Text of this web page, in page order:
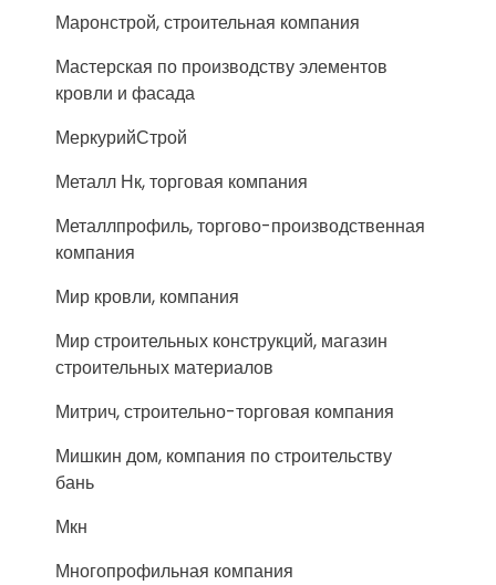
Маронстрой, строительная компания
Мастерская по производству элементов
кровли и фасада
МеркурийСтрой
Металл Нк, торговая компания
Металлпрофиль, торгово-производственная
компания
Мир кровли, компания
Мир строительных конструкций, магазин
строительных материалов
Митрич, строительно-торговая компания
Мишкин дом, компания по строительству
бань
Мкн
Многопрофильная компания